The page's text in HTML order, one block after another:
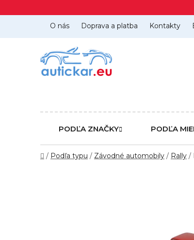
na
O nás Doprava a platba Kontakty
PODĽA ZNAČKY PODĽA
Domov
/ Podľa typu / Závodné automobily / Rally /